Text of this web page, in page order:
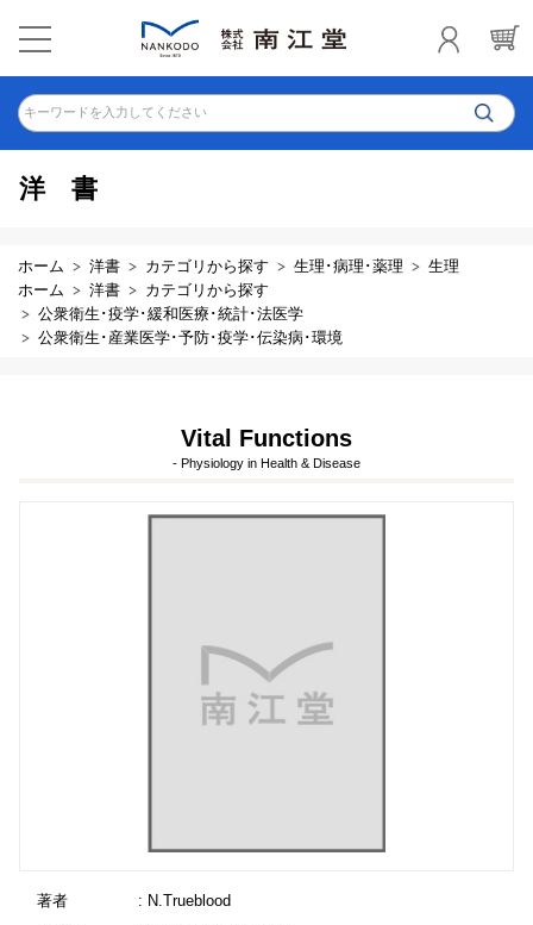
キーワードを入力してください
洋書
ホーム 洋書 カテゴリから探す 生理･病理･薬理
生理
ホーム
洋書
カテゴリから探す
公衆衛生･疫学･緩和医療･統計･法医学
公衆衛生･産業医学･予防･疫学･伝染病･環境
Vital Functions
- Physiology in Health & Disease
著者
: N.Trueblood